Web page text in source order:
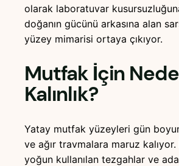
olarak laboratuvar
doğanın gücünü arkasına alan
yüzey mimarisi ortaya çıkıyor.
Mutfak İçin
Kalınlık?
Yatay mutfak yüzeyleri gün
ve ağır travmalara maruz
yoğun kullanılan tezgahlar ve